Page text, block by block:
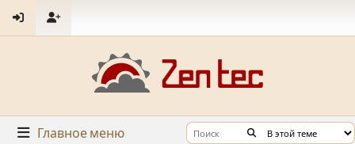
Главное меню